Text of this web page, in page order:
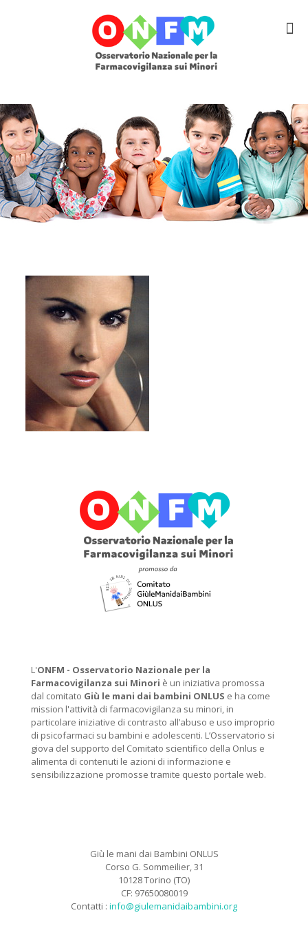
L'ONFM - Osservatorio Nazionale per la
Farmacovigilanza sui Minori è un iniziativa promossa
dal comitato Giù le mani dai bambini ONLUS e ha come
mission l'attività di farmacovigilanza su minori, in
particolare iniziative di contrasto all’abuso e uso improprio
di psicofarmaci su bambini e adolescenti. L’Osservatorio si
giova del supporto del Comitato scientifico della Onlus e
alimenta di contenuti le azioni di informazione e
sensibilizzazione promosse tramite questo portale web.
Giù le mani dai Bambini ONLUS
Corso G. Sommeilier, 31
10128 Torino (TO)
CF: 97650080019
Contatti : info@giulemanidaibambini.org